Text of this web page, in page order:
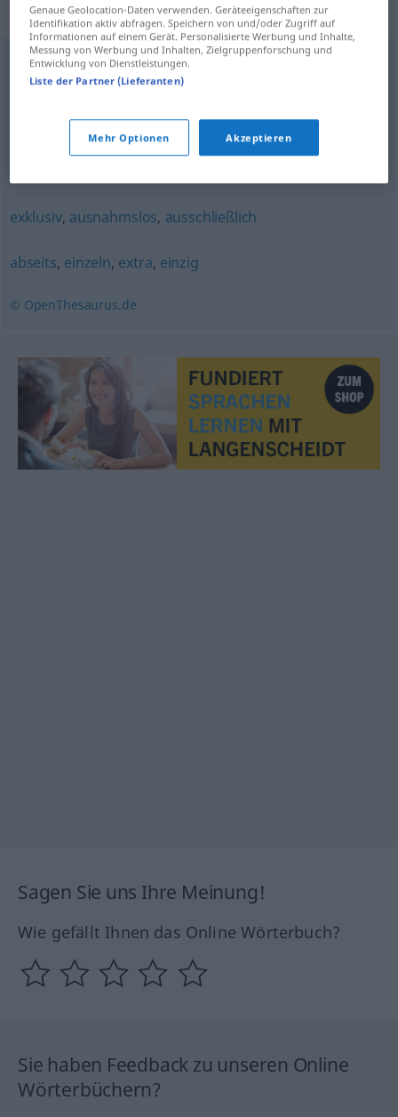
Synonyme für "alleinig"
beispiellos, unverwechselbar (ugs.)
individuell,einzigartig,einzig,unvergleichlich
exklusiv, ausnahmslos, ausschließlich
abseits, einzeln, extra, einzig
© OpenThesaurus.de
Sagen Sie uns Ihre Meinung!
Wie gefällt Ihnen das Online Wörterbuch?
Sie haben Feedback zu unseren Online
Wörterbüchern?
Genaue Geolocation-Daten verwenden. Geräteeigenschaften zur
Identifikation aktiv abfragen. Speichern von und/oder Zugriff auf
Informationen auf einem Gerät. Personalisierte Werbung und Inhalte,
Messung von Werbung und Inhalten, Zielgruppenforschung und
Entwicklung von Dienstleistungen.
Liste der Partner (Lieferanten)
Mehr Optionen Akzeptieren